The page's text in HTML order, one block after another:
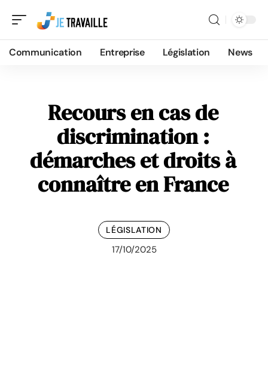
Communication Entreprise Législation News
Recours en cas de
discrimination :
démarches et droits à
connaître en France
LÉGISLATION
17/10/2025